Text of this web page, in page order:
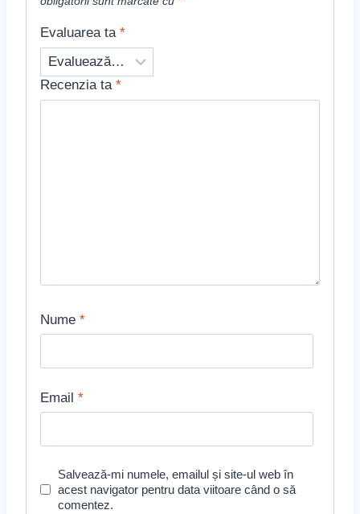
Evaluarea ta *
Recenzia ta *
Nume *
Email *
Salvează-mi numele, emailul și site-ul web în
acest navigator pentru data viitoare când o să
comentez.